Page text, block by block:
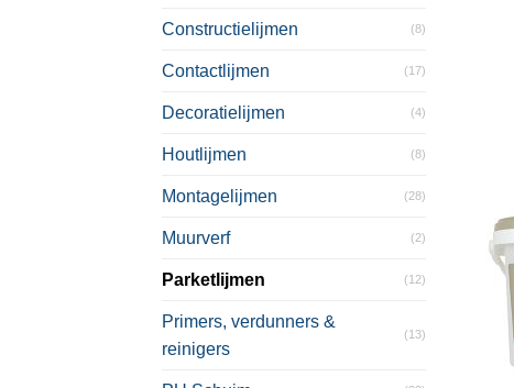
Constructielijmen (8)
Contactlijmen (17)
Decoratielijmen (4)
Houtlijmen (8)
Montagelijmen (28)
Muurverf (2)
Parketlijmen (12)
Primers, verdunners &
reinigers
(13)